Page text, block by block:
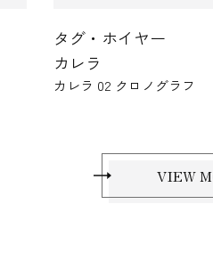
タグ・ホイヤー
カレラ
カレラ クロノグラフ エ
VIEW